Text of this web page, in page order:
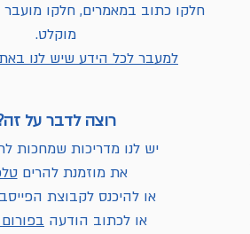
חלקו כתוב במאמרים, חלקו
מוקלט.
למעבר לכל הידע שיש לנו
רוצה לדבר על
יש לנו מדריכות שמחכות
את מוזמנת להרים
או להיכנס לקבוצת
או לכתוב הודעה